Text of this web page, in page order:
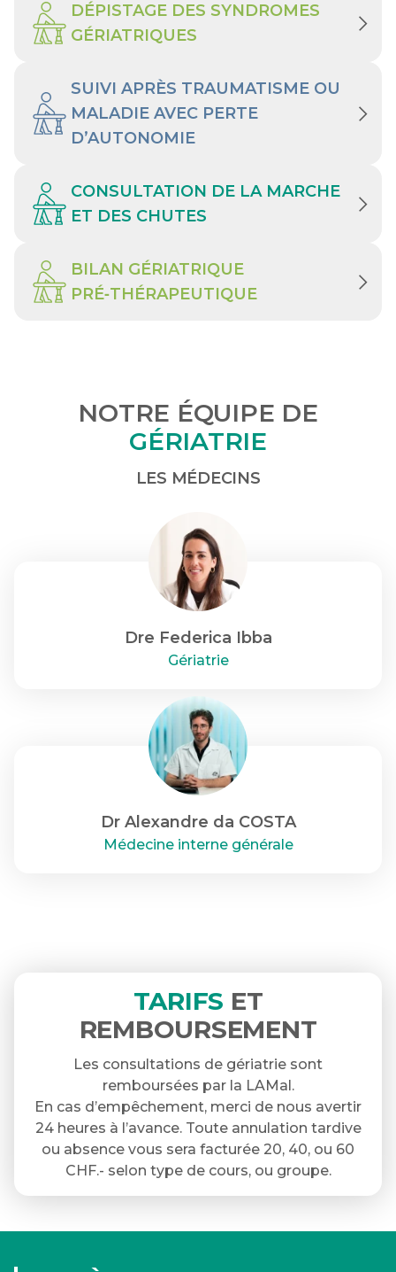
DÉPISTAGE DES SYNDROMES
GÉRIATRIQUES
SUIVI APRÈS TRAUMATISME OU
MALADIE AVEC PERTE
D’AUTONOMIE
CONSULTATION DE LA MARCHE
ET DES CHUTES
BILAN GÉRIATRIQUE
PRÉ‑THÉRAPEUTIQUE
NOTRE ÉQUIPE DE
GÉRIATRIE
LES MÉDECINS
Dre Federica Ibba
Gériatrie
Dr Alexandre da COSTA
Médecine interne générale
TARIFS ET
REMBOURSEMENT
Les consultations de gériatrie sont
remboursées par la LAMal.
En cas d’empêchement, merci de nous avertir
24 heures à l’avance. Toute annulation tardive
ou absence vous sera facturée 20, 40, ou 60
CHF.- selon type de cours, ou groupe.